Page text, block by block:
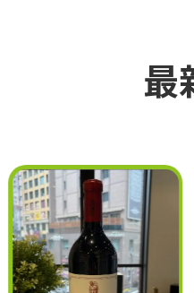
最